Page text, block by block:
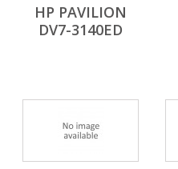
HP PAVILION
DV7-3140ED